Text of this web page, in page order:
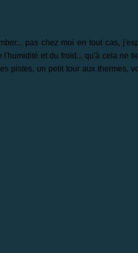
pas chez moi en tout cas,
et du froid... qu'à cela ne
pistes, un petit tour aux thermes,